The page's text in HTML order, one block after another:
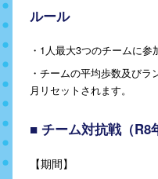
ルール
・1人最大3つのチームに参
・チームの平均歩数及び
月リセットされます。
■ チーム対抗戦（R8
【期間】